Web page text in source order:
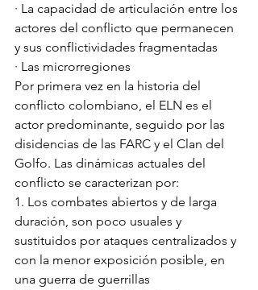
· La capacidad de articulación entre los
actores del conflicto que permanecen
y sus conflictividades fragmentadas
· Las microrregiones
Por primera vez en la historia del
conflicto colombiano, el ELN es el
actor predominante, seguido por las
disidencias de las FARC y el Clan del
Golfo. Las dinámicas actuales del
conflicto se caracterizan por:
1. Los combates abiertos y de larga
duración, son poco usuales y
sustituidos por ataques centralizados y
con la menor exposición posible, en
una guerra de guerrillas